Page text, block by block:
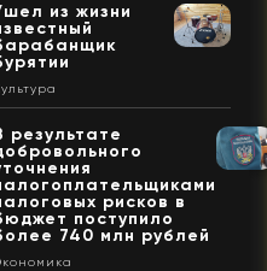
из жизни
результате
рисков в
поступило
740 млн рублей